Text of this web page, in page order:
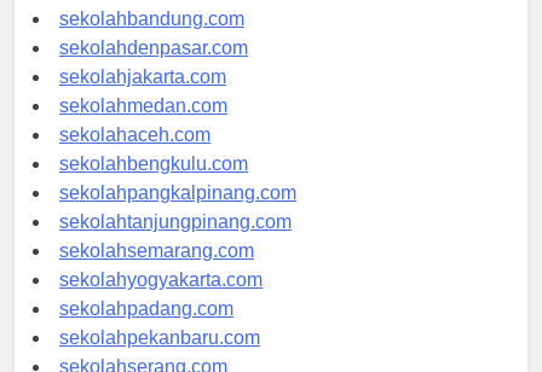
sekolahsamarinda.com
sekolahbandung.com
sekolahdenpasar.com
sekolahjakarta.com
sekolahmedan.com
sekolahaceh.com
sekolahbengkulu.com
sekolahpangkalpinang.com
sekolahtanjungpinang.com
sekolahsemarang.com
sekolahyogyakarta.com
sekolahpadang.com
sekolahpekanbaru.com